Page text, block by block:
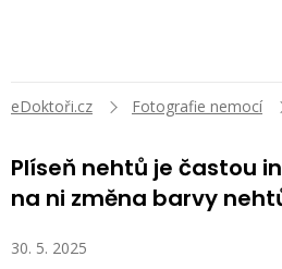
eDoktoři.cz Fotografie nemocí
Plíseň nehtů je častou
na ni změna barvy
30. 5. 2025